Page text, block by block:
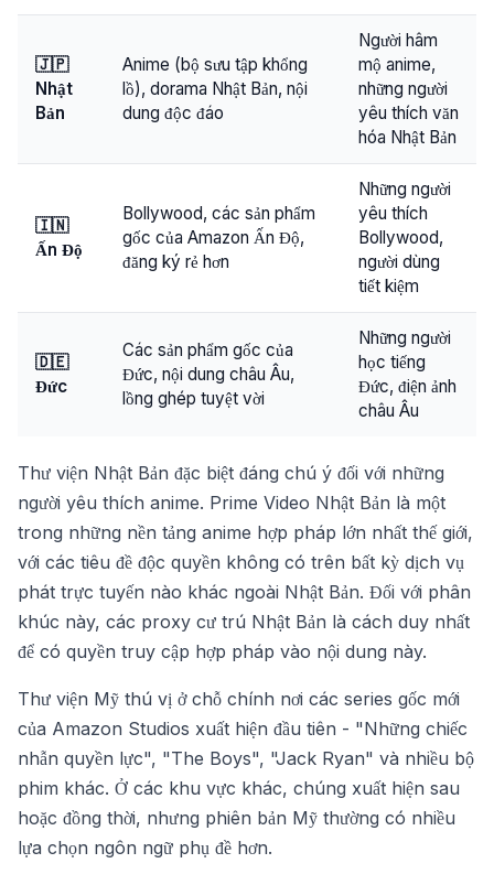
🇯🇵
Nhật
Bản
Anime (bộ sưu tập khổng
lồ), dorama Nhật Bản, nội
dung độc đáo
Người hâm
mộ anime,
những người
yêu thích văn
hóa Nhật Bản
🇮🇳
Ấn Độ
Bollywood, các sản phẩm
gốc của Amazon Ấn Độ,
đăng ký rẻ hơn
Những người
yêu thích
Bollywood,
người dùng
tiết kiệm
🇩🇪
Đức
Các sản phẩm gốc của
Đức, nội dung châu Âu,
lồng ghép tuyệt vời
Những người
học tiếng
Đức, điện ảnh
châu Âu
Thư viện Nhật Bản đặc biệt đáng chú ý đối với những
người yêu thích anime. Prime Video Nhật Bản là một
trong những nền tảng anime hợp pháp lớn nhất thế giới,
với các tiêu đề độc quyền không có trên bất kỳ dịch vụ
phát trực tuyến nào khác ngoài Nhật Bản. Đối với phân
khúc này, các proxy cư trú Nhật Bản là cách duy nhất
để có quyền truy cập hợp pháp vào nội dung này.
Thư viện Mỹ thú vị ở chỗ chính nơi các series gốc mới
của Amazon Studios xuất hiện đầu tiên - "Những chiếc
nhẫn quyền lực", "The Boys", "Jack Ryan" và nhiều bộ
phim khác. Ở các khu vực khác, chúng xuất hiện sau
hoặc đồng thời, nhưng phiên bản Mỹ thường có nhiều
lựa chọn ngôn ngữ phụ đề hơn.